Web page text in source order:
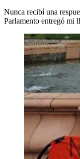
Nunca recibí una
Parlamento entregó mi